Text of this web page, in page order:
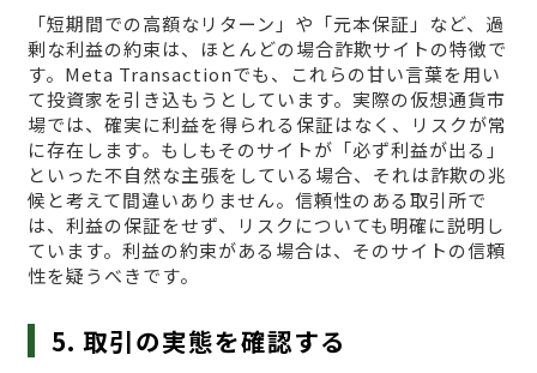
「短期間での高額なリターン」や「元本保証」など、過
剰な利益の約束は、ほとんどの場合詐欺サイトの特徴で
す。Meta Transactionでも、これらの甘い言葉を用い
て投資家を引き込もうとしています。実際の仮想通貨市
場では、確実に利益を得られる保証はなく、リスクが常
に存在します。もしもそのサイトが「必ず利益が出る」
といった不自然な主張をしている場合、それは詐欺の兆
候と考えて間違いありません。信頼性のある取引所で
は、利益の保証をせず、リスクについても明確に説明し
ています。利益の約束がある場合は、そのサイトの信頼
性を疑うべきです。
5. 取引の実態を確認する